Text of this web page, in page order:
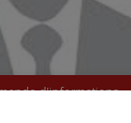
d'informations